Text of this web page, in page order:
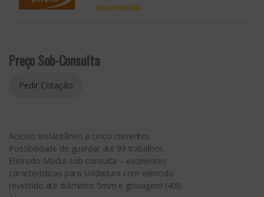
encomenda
Preço Sob-Consulta
Acesso instantâneo a cinco correntes.
Possibilidade de guardar até 99 trabalhos.
Elétrodo Modul sob consulta – excelentes
características para soldadura com elétrodo
revestido até diâmetro 5mm e goivagem (400